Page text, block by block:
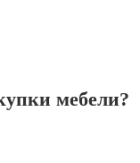
мебели?